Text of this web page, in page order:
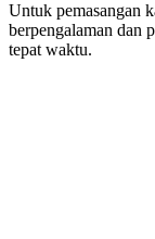
Untuk pemasangan
berpengalaman dan
tepat waktu.